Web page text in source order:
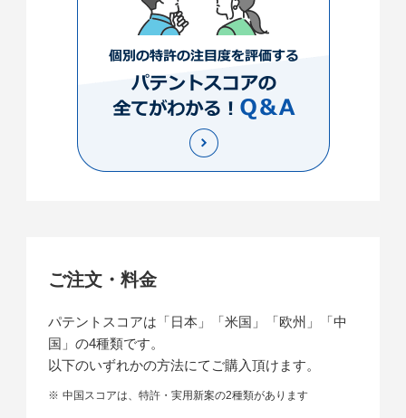
ご注文・料金
パテントスコアは「日本」「米国」「欧州」「中
国」の4種類です。
以下のいずれかの方法にてご購入頂けます。
中国スコアは、特許・実用新案の2種類があります